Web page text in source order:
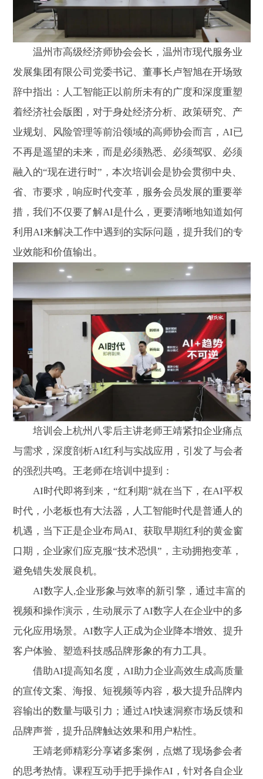
温州市高级经济师协会会长，温州市现代服务业
发展集团有限公司党委书记、董事长卢智旭在开场致
辞中指出：人工智能正以前所未有的广度和深度重塑
着经济社会版图，对于身处经济分析、政策研究、产
业规划、风险管理等前沿领域的高师协会而言，AI已
不再是遥望的未来，而是必须熟悉、必须驾驭、必须
融入的“现在进行时”，本次培训会是协会贯彻中央、
省、市要求，响应时代变革，服务会员发展的重要举
措，我们不仅要了解AI是什么，更要清晰地知道如何
利用AI来解决工作中遇到的实际问题，提升我们的专
业效能和价值输出。
培训会上杭州八零后主讲老师王靖紧扣企业痛点
与需求，深度剖析AI红利与实战应用，引发了与会者
的强烈共鸣。王老师在培训中提到：
AI时代即将到来，“红利期”就在当下，在AI平权
时代，小老板也有大法器，人工智能时代是普通人的
机遇，当下正是企业布局AI、获取早期红利的黄金窗
口期，企业家们应克服“技术恐惧”，主动拥抱变革，
避免错失发展良机。
AI数字人,企业形象与效率的新引擎，通过丰富的
视频和操作演示，生动展示了AI数字人在企业中的多
元化应用场景。AI数字人正成为企业降本增效、提升
客户体验、塑造科技感品牌形象的有力工具。
借助AI提高知名度，AI助力企业高效生成高质量
的宣传文案、海报、短视频等内容，极大提升品牌内
容输出的数量与吸引力；通过AI快速洞察市场反馈和
品牌声誉，提升品牌触达效果和用户粘性。
王靖老师精彩分享诸多案例，点燃了现场参会者
的思考热情。课程互动手把手操作AI，针对各自企业